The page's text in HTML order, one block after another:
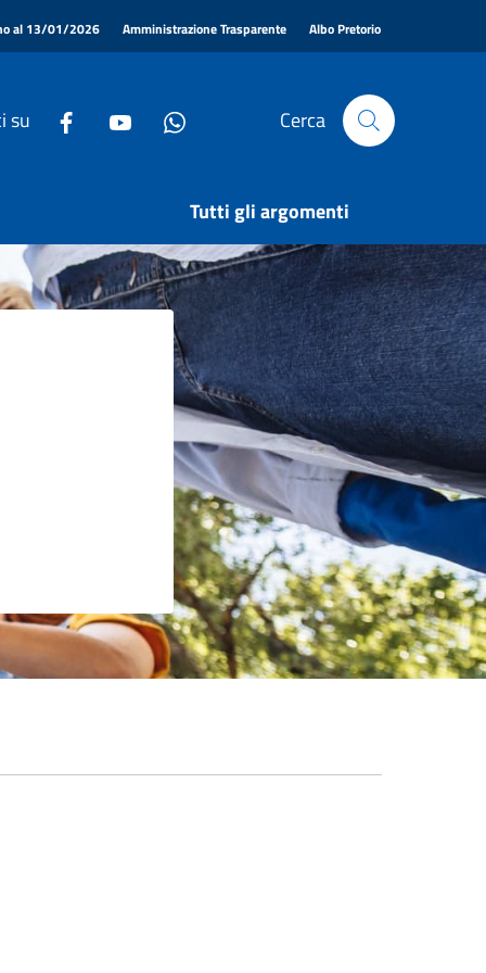
al 13/01/2026 Amministrazione Trasparente Albo Pretorio
su Cerca
Tutti gli argomenti